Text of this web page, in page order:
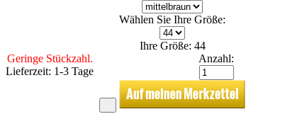
Wählen Sie Ihre Größe:
Ihre Größe: 44
Geringe Stückzahl.
Lieferzeit: 1-3 Tage
Anzahl: